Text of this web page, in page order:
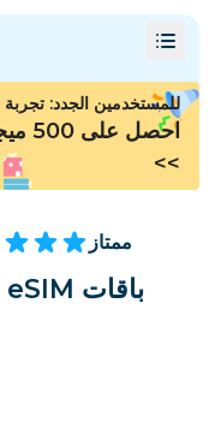
للمستخدمين الجدد: تجربة eSIM مجانية
احصل على 500 ميجابايت مجانًا لرحلتك القادمة
>>
ممتاز